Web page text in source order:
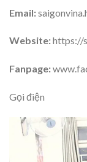
Email:
Website:https://
Fanpage:
Gọi điện